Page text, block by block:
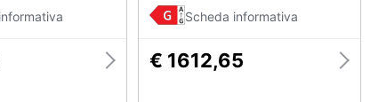
Scheda informativa
€ 1612,65